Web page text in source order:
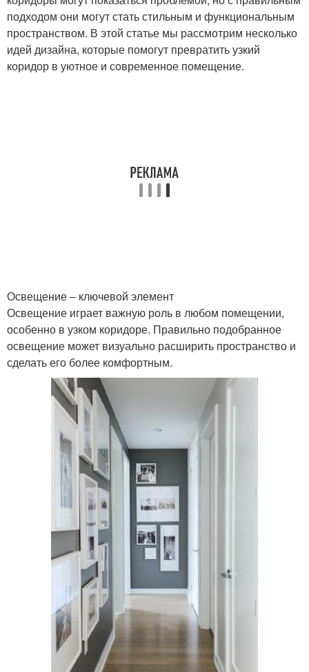
подходом они могут стать стильным и функциональным
пространством. В этой статье мы рассмотрим несколько
идей дизайна, которые помогут превратить узкий
коридор в уютное и современное помещение.
Освещение – ключевой элемент
Освещение играет важную роль в любом помещении,
особенно в узком коридоре. Правильно подобранное
освещение может визуально расширить пространство и
сделать его более комфортным.